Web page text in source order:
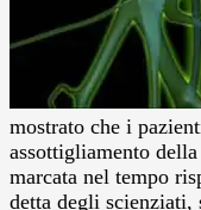
mostrato che i
assottigliamento
marcata nel tempo
detta degli scienziati,